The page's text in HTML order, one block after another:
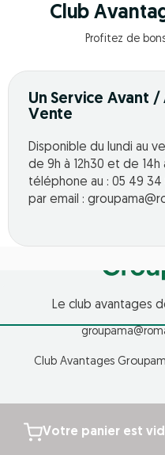
Votre panier est
Club
Profitez de
Un Service Avant /
Vente
Disponible du lundi au
de 9h à 12h30 et de 14h
téléphone au : 05 49 34
par email :
Le club avantages
Club Avantages